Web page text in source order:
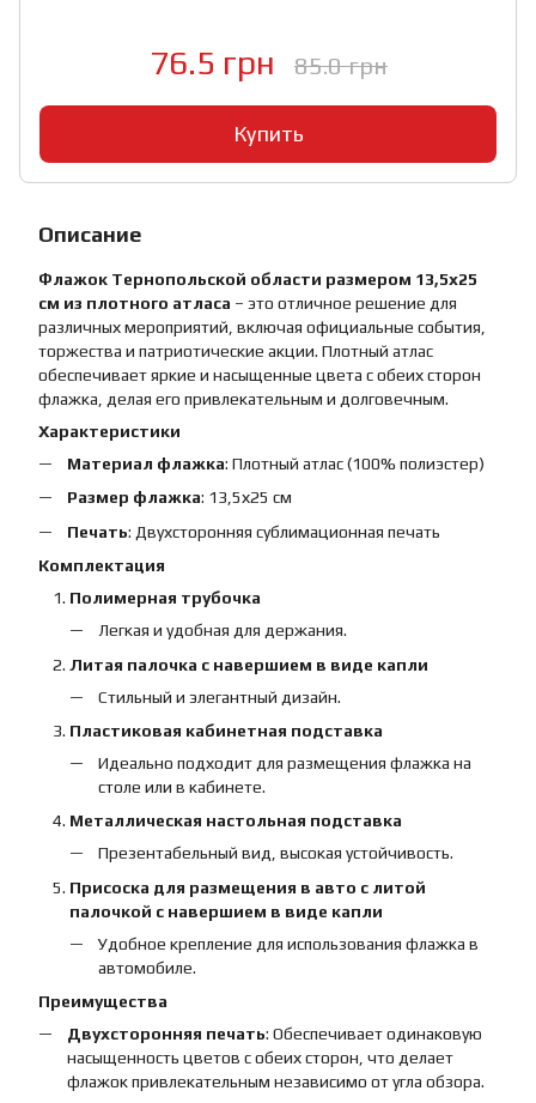
76.5 грн 85.0 грн
Купить
Описание
Флажок Тернопольской области размером 13,5х25
см из плотного атласа – это отличное решение для
различных мероприятий, включая официальные события,
торжества и патриотические акции. Плотный атлас
обеспечивает яркие и насыщенные цвета с обеих сторон
флажка, делая его привлекательным и долговечным.
Характеристики
Материал флажка: Плотный атлас (100% полиэстер)
Размер флажка: 13,5х25 см
Печать: Двухсторонняя сублимационная печать
Комплектация
Полимерная трубочка
Легкая и удобная для держания.
Литая палочка с навершием в виде капли
Стильный и элегантный дизайн.
Пластиковая кабинетная подставка
Идеально подходит для размещения флажка на
столе или в кабинете.
Металлическая настольная подставка
Презентабельный вид, высокая устойчивость.
Присоска для размещения в авто с литой
палочкой с навершием в виде капли
Удобное крепление для использования флажка в
автомобиле.
Преимущества
Двухсторонняя печать: Обеспечивает одинаковую
насыщенность цветов с обеих сторон, что делает
флажок привлекательным независимо от угла обзора.